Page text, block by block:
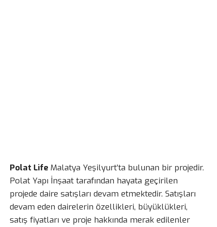
Polat Life Malatya Yeşilyurt’ta bulunan bir projedir.
Polat Yapı İnşaat tarafından hayata geçirilen
projede daire satışları devam etmektedir. Satışları
devam eden dairelerin özellikleri, büyüklükleri,
satış fiyatları ve proje hakkında merak edilenler